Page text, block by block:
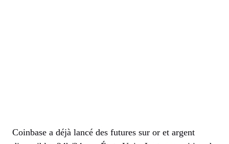
Coinbase a déjà lancé des futures sur or et argent